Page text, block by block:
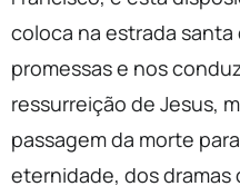
coloca na estrada
promessas e nos
ressurreição de Jesus,
passagem da morte
eternidade, dos dramas